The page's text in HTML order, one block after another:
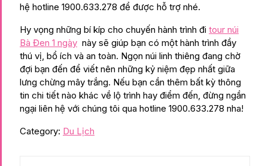
hệ hotline 1900.633.278 để được hỗ trợ nhé.
Hy vọng những bí kíp cho chuyến hành trình đi tour núi
Bà Đen 1 ngày này sẽ giúp bạn có một hành trình đầy
thú vị, bổ ích và an toàn. Ngọn núi linh thiêng đang chờ
đợi bạn đến để viết nên những kỷ niệm đẹp nhất giữa
lưng chừng mây trắng. Nếu bạn cần thêm bất kỳ thông
tin chi tiết nào khác về lộ trình hay điểm đến, đừng ngần
ngại liên hệ với chúng tôi qua hotline 1900.633.278 nha!
Category: Du Lịch